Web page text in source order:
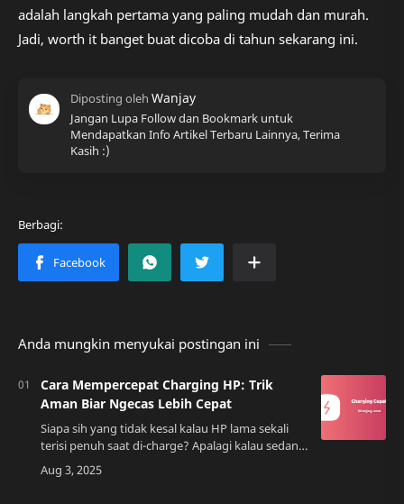
adalah langkah pertama yang paling mudah dan murah.
Jadi, worth it banget buat dicoba di tahun sekarang ini.
Jangan Lupa Follow dan Bookmark untuk
Mendapatkan Info Artikel Terbaru Lainnya, Terima
Kasih :)
Anda mungkin menyukai postingan ini
Cara Mempercepat Charging HP: Trik
Aman Biar Ngecas Lebih Cepat
Siapa sih yang tidak kesal kalau HP lama sekali
terisi penuh saat di-charge? Apalagi kalau sedang
butuh cepat untuk main game, kerja, atau
bepergian. Tenang, ada beberapa tri…